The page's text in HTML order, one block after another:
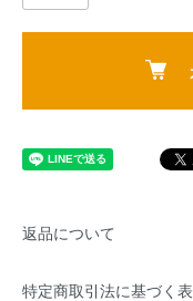
返品について
特定商取引法に基づく